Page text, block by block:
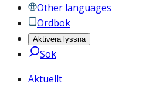
Other languages
Ordbok
Aktivera lyssna
Sök
Aktuellt